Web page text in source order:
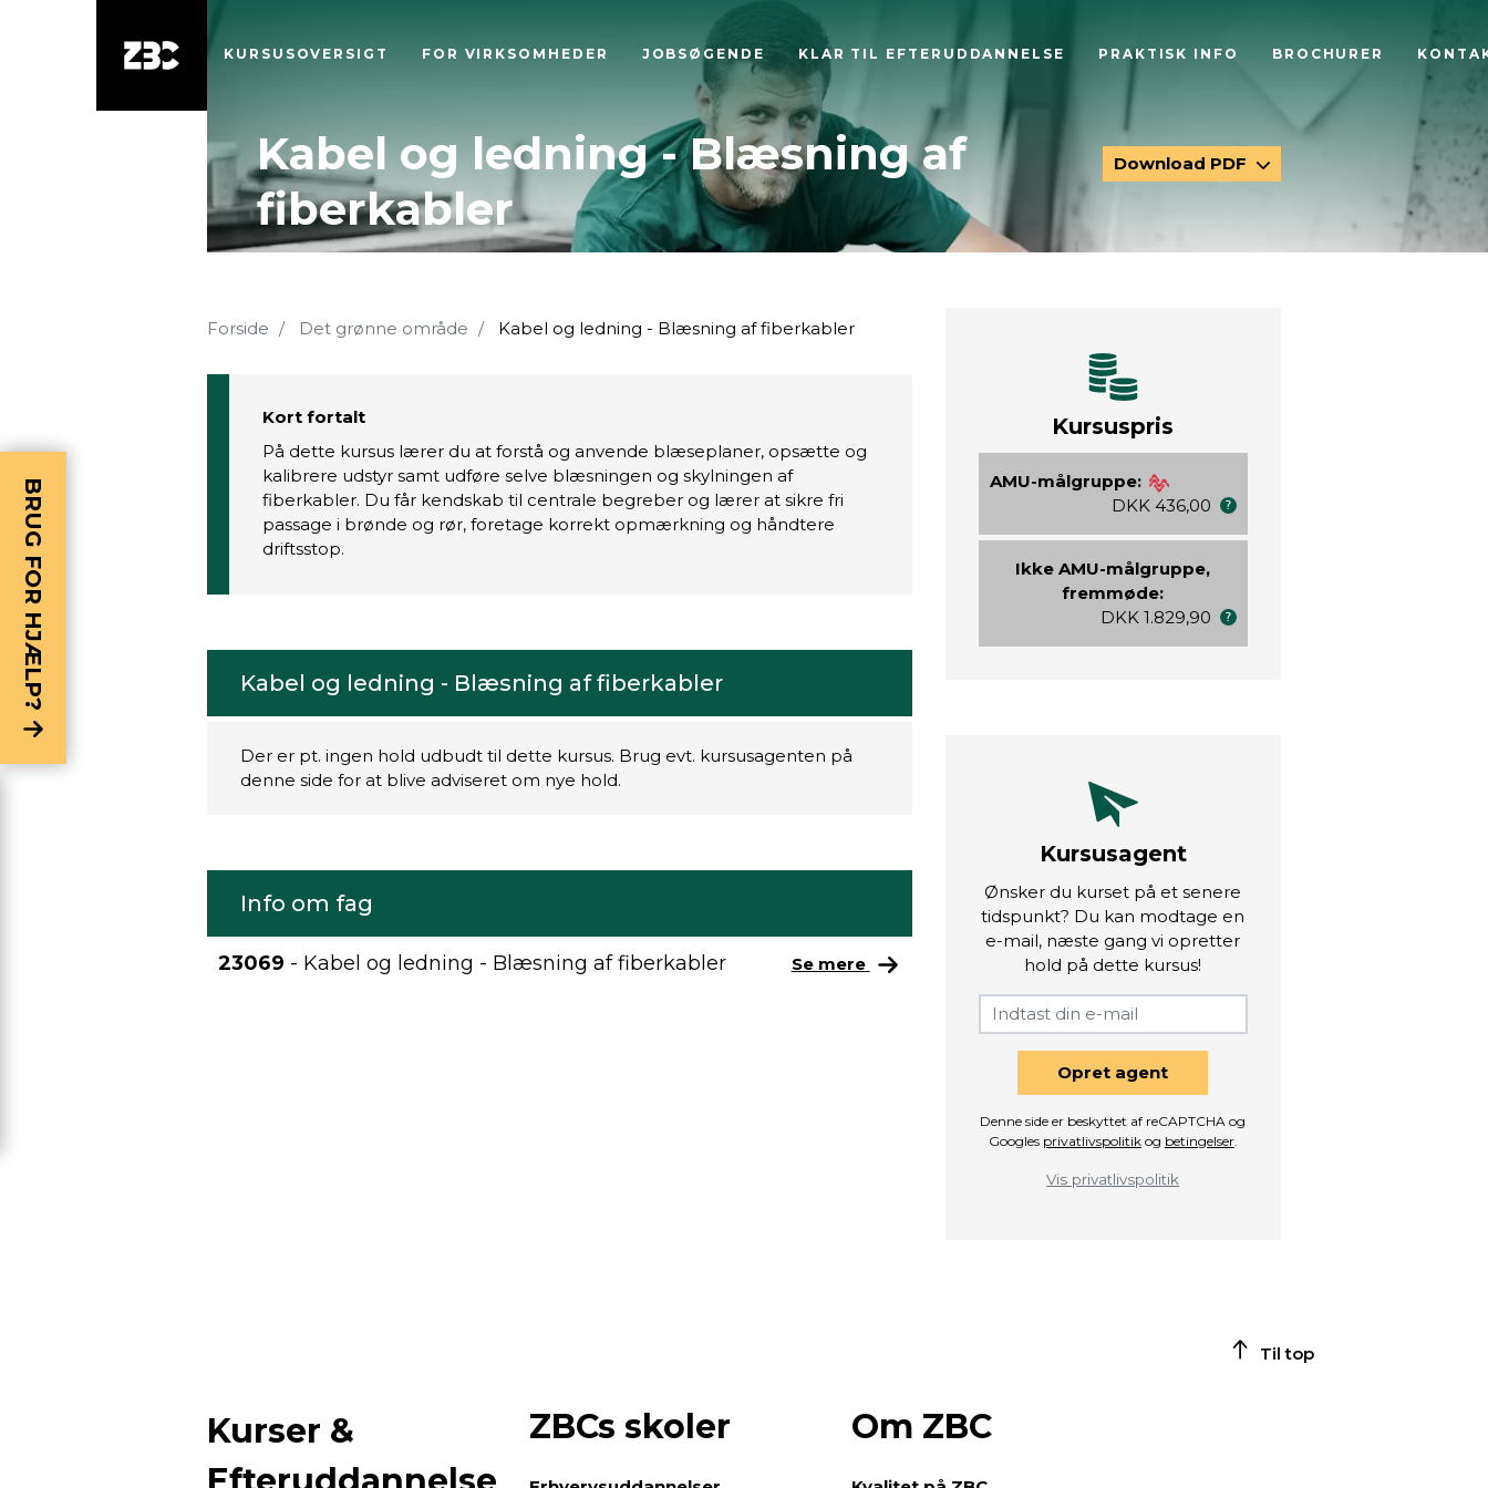
KURSUSOVERSIGT FOR VIRKSOMHEDER JOBSØGENDE KLAR TIL EFTERUDDANNELSE PRAKTISK INFO BROCHURER
Kabel og ledning - Blæsning af
fiberkabler
Download PDF
Forside Det grønne område Kabel og ledning - Blæsning af fiberkabler
Kort fortalt
På dette kursus lærer du at forstå og anvende blæseplaner, opsætte og
kalibrere udstyr samt udføre selve blæsningen og skylningen af
fiberkabler. Du får kendskab til centrale begreber og lærer at sikre fri
passage i brønde og rør, foretage korrekt opmærkning og håndtere
driftsstop.
Kabel og ledning - Blæsning af fiberkabler
Der er pt. ingen hold udbudt til dette kursus. Brug evt. kursusagenten på
denne side for at blive adviseret om nye hold.
Info om fag
23069 - Kabel og ledning - Blæsning af fiberkabler Se mere
Kursuspris
AMU-målgruppe:
DKK 436,00
Ikke AMU-målgruppe,
fremmøde:
DKK 1.829,90
Kursusagent
Ønsker du kurset på et senere
tidspunkt? Du kan modtage en
e-mail, næste gang vi opretter
hold på dette kursus!
Opret agent
Denne side er beskyttet af reCAPTCHA og
Googles privatlivspolitikog betingelser.
Vis privatlivspolitik
BRUG FOR HJÆLP?
Til top
Kurser &
ZBCs skoler Om ZBC